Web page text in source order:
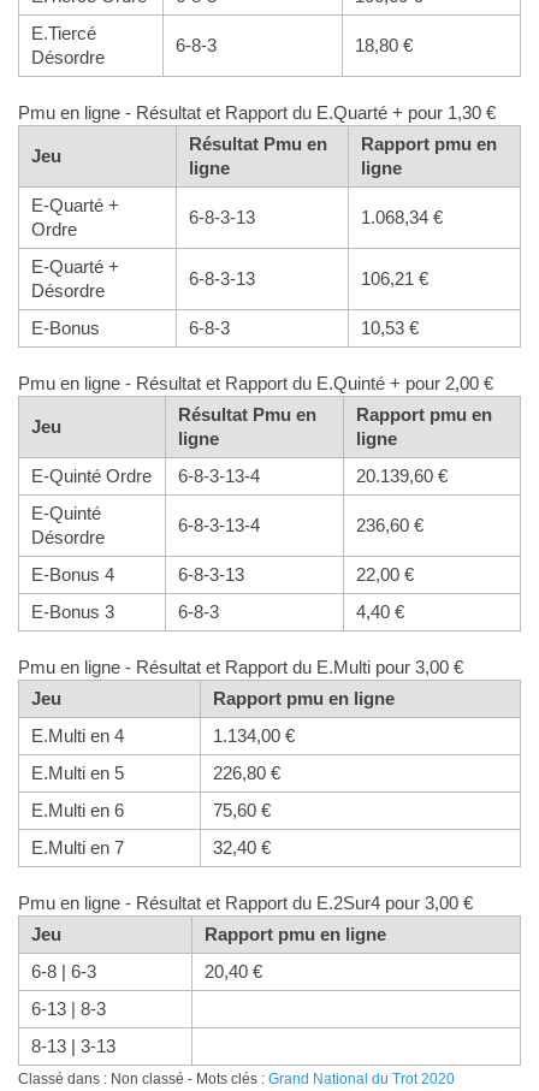
E.Tiercé
Désordre
6-8-3 18,80 €
Pmu en ligne - Résultat et Rapport du E.Quarté + pour 1,30 €
Jeu
Résultat Pmu en
ligne
Rapport pmu en
ligne
E-Quarté +
Ordre
6-8-3-13 1.068,34 €
E-Quarté +
Désordre
6-8-3-13 106,21 €
E-Bonus 6-8-3 10,53 €
Pmu en ligne - Résultat et Rapport du E.Quinté + pour 2,00 €
Jeu
Résultat Pmu en
ligne
Rapport pmu en
ligne
E-Quinté Ordre
6-8-3-13-4
20.139,60 €
E-Quinté
Désordre
6-8-3-13-4 236,60 €
E-Bonus 4 6-8-3-13
22,00 €
E-Bonus 3
6-8-3 4,40 €
Pmu en ligne - Résultat et Rapport du E.Multi pour 3,00 €
Jeu
Rapport pmu en ligne
E.Multi en 4
1.134,00 €
E.Multi en 5
226,80 €
E.Multi en 6
75,60 €
E.Multi en 7
32,40 €
Pmu en ligne - Résultat et Rapport du E.2Sur4 pour 3,00 €
Jeu
Rapport pmu en ligne
6-8 | 6-3
20,40 €
6-13 | 8-3
8-13 | 3-13
Classé dans : Non classé - Mots clés : Grand National du Trot 2020